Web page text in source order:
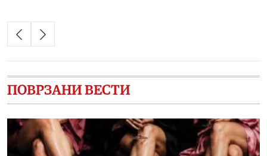
ПОВРЗАНИ ВЕСТИ